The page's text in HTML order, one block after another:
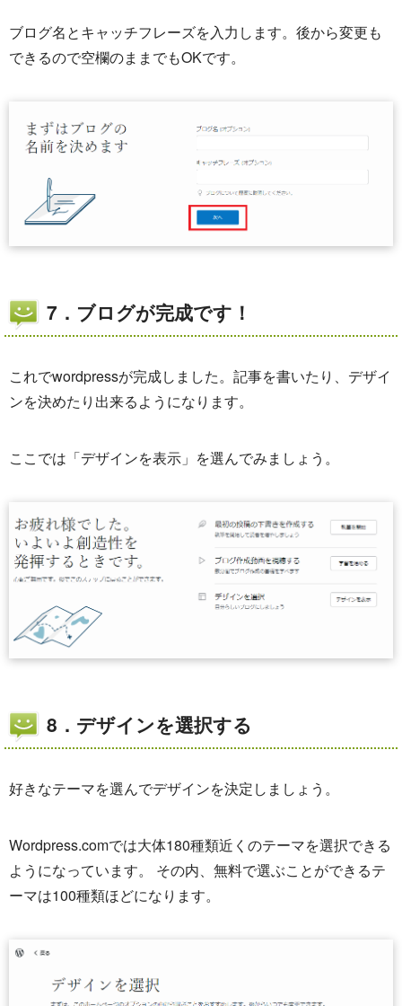
ブログ名とキャッチフレーズを入力します。後から変更も
できるので空欄のままでもOKです。
7．ブログが完成です！
これでwordpressが完成しました。記事を書いたり、デザイ
ンを決めたり出来るようになります。
ここでは「デザインを表示」を選んでみましょう。
8．デザインを選択する
好きなテーマを選んでデザインを決定しましょう。
Wordpress.comでは大体180種類近くのテーマを選択できる
ようになっています。 その内、無料で選ぶことができるテ
ーマは100種類ほどになります。